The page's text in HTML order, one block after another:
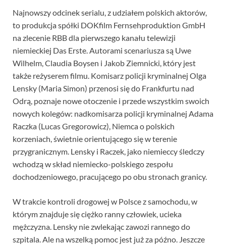
Najnowszy odcinek serialu, z udziałem polskich aktorów,
to produkcja spółki DOKfilm Fernsehproduktion GmbH
na zlecenie RBB dla pierwszego kanału telewizji
niemieckiej Das Erste. Autorami scenariusza są Uwe
Wilhelm, Claudia Boysen i Jakob Ziemnicki, który jest
także reżyserem filmu. Komisarz policji kryminalnej Olga
Lensky (Maria Simon) przenosi się do Frankfurtu nad
Odrą, poznaje nowe otoczenie i przede wszystkim swoich
nowych kolegów: nadkomisarza policji kryminalnej Adama
Raczka (Lucas Gregorowicz), Niemca o polskich
korzeniach, świetnie orientującego się w terenie
przygranicznym. Lensky i Raczek, jako niemieccy śledczy
wchodzą w skład niemiecko-polskiego zespołu
dochodzeniowego, pracującego po obu stronach granicy.
W trakcie kontroli drogowej w Polsce z samochodu, w
którym znajduje się ciężko ranny człowiek, ucieka
mężczyzna. Lensky nie zwlekając zawozi rannego do
szpitala. Ale na wszelką pomoc jest już za późno. Jeszcze